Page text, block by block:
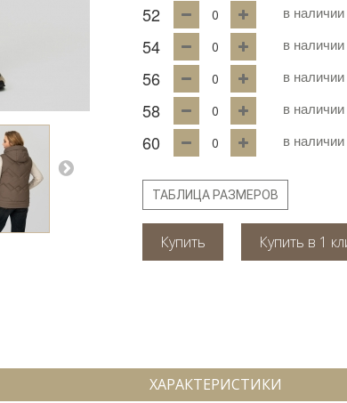
52 в наличии
54 в наличии
56 в наличии
58 в наличии
60 в наличии
ТАБЛИЦА РАЗМЕРОВ
Купить
ХАРАКТЕРИСТИКИ